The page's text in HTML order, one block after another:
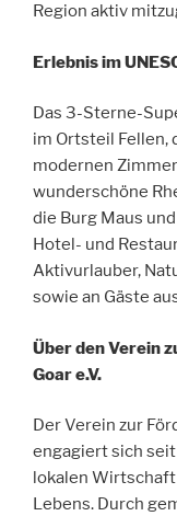
Region aktiv
Erlebnis im
Das 3-Sterne-
im Ortsteil Fellen,
modernen
wunderschöne
die Burg Maus
Hotel- und
Aktivurlauber,
sowie an Gäste
Über den Verein
Goar e.V.
Der Verein zur
engagiert sich
lokalen
Lebens. Durch